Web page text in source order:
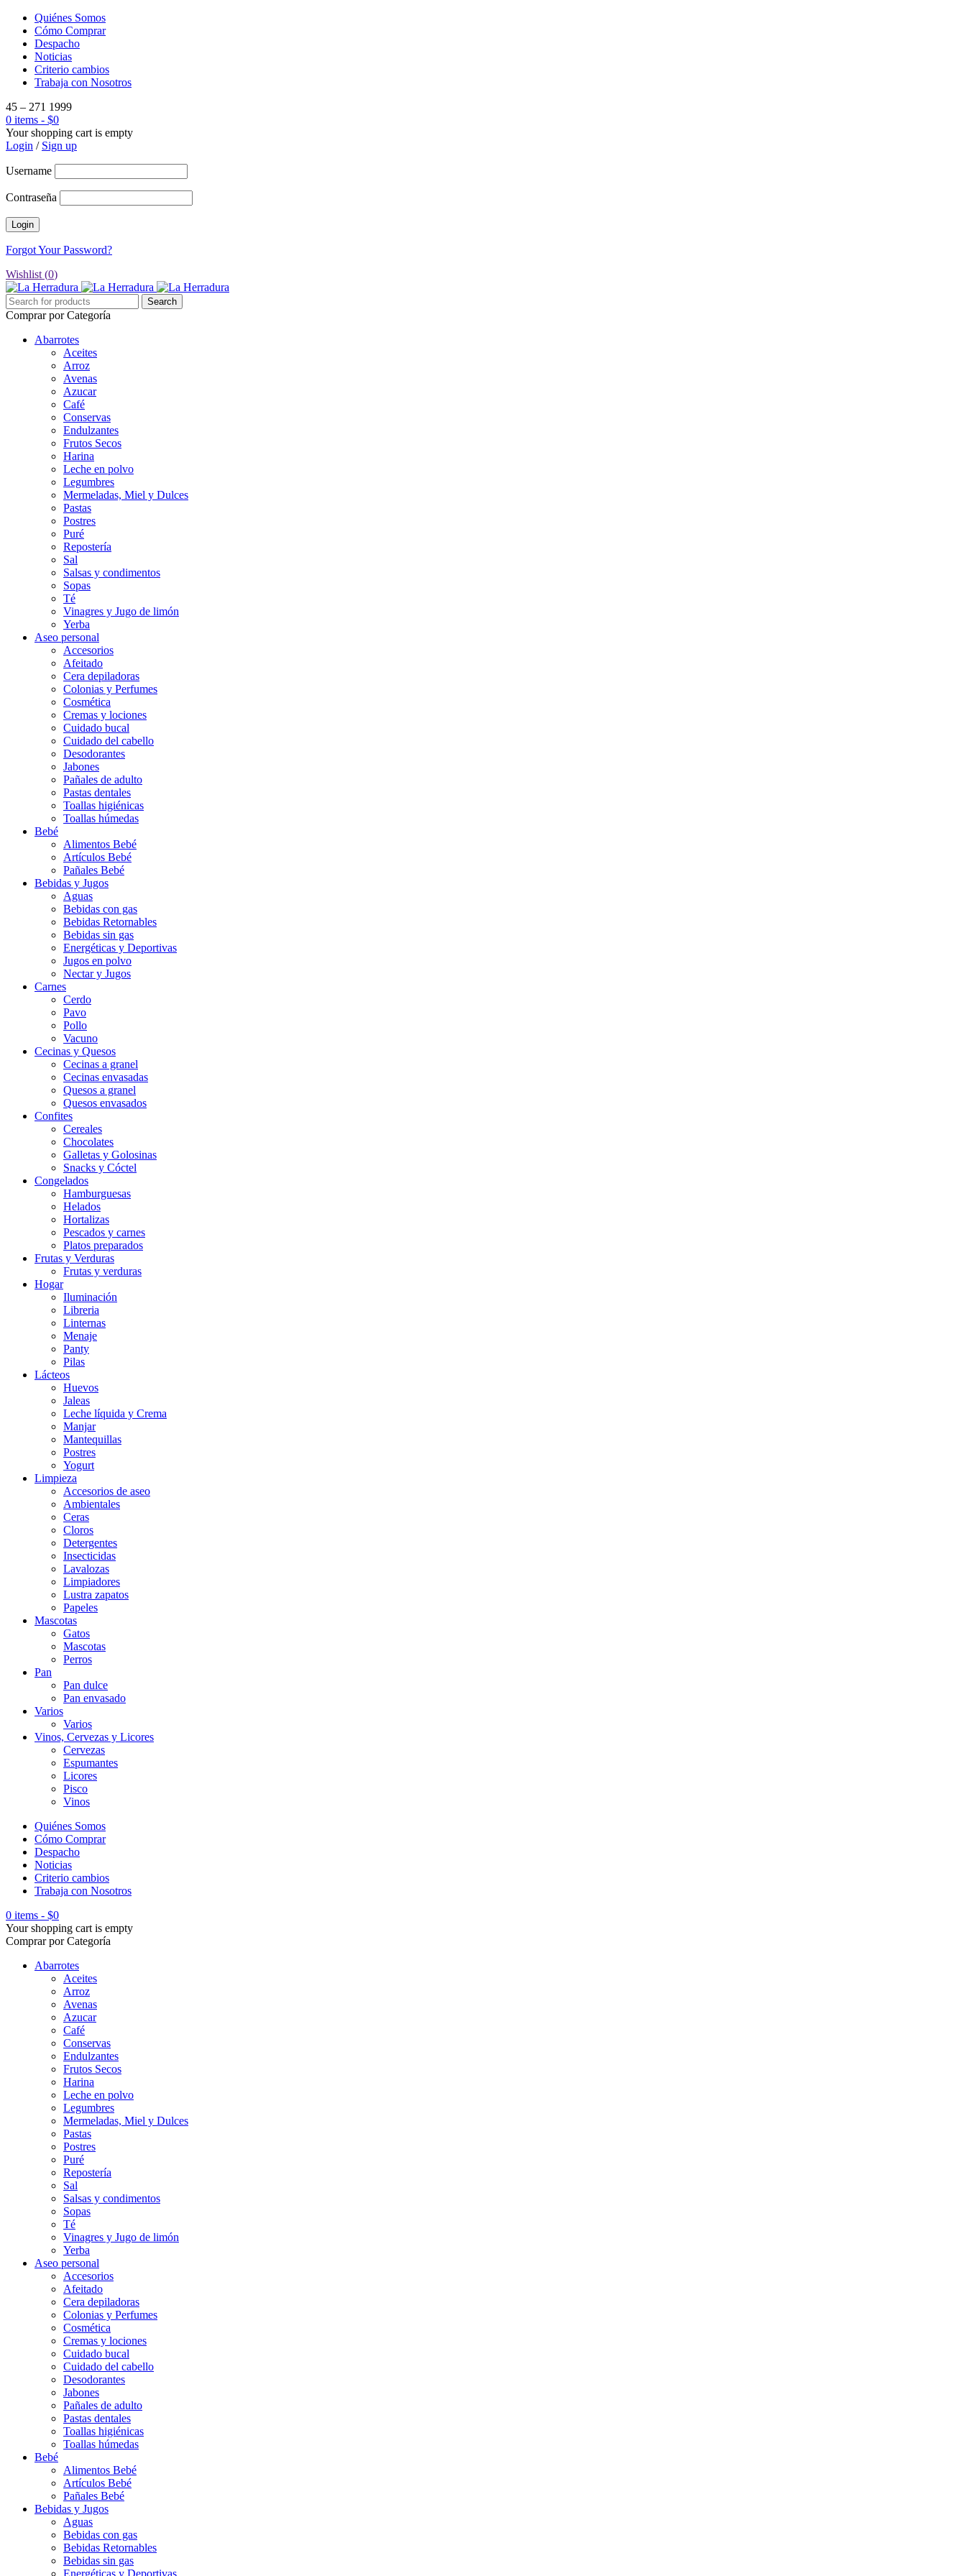
Quiénes Somos
Cómo Comprar
Despacho
Noticias
Criterio cambios
Trabaja con Nosotros
45 – 271 1999
0 items - $0
Your shopping cart is empty
Login / Sign up
Username
Contraseña
Forgot Your Password?
Wishlist (0)
Comprar por Categoría
Abarrotes
Aceites
Arroz
Avenas
Azucar
Café
Conservas
Endulzantes
Frutos Secos
Harina
Leche en polvo
Legumbres
Mermeladas, Miel y Dulces
Pastas
Postres
Puré
Repostería
Sal
Salsas y condimentos
Sopas
Té
Vinagres y Jugo de limón
Yerba
Aseo personal
Accesorios
Afeitado
Cera depiladoras
Colonias y Perfumes
Cosmética
Cremas y lociones
Cuidado bucal
Cuidado del cabello
Desodorantes
Jabones
Pañales de adulto
Pastas dentales
Toallas higiénicas
Toallas húmedas
Bebé
Alimentos Bebé
Artículos Bebé
Pañales Bebé
Bebidas y Jugos
Aguas
Bebidas con gas
Bebidas Retornables
Bebidas sin gas
Energéticas y Deportivas
Jugos en polvo
Nectar y Jugos
Carnes
Cerdo
Pavo
Pollo
Vacuno
Cecinas y Quesos
Cecinas a granel
Cecinas envasadas
Quesos a granel
Quesos envasados
Confites
Cereales
Chocolates
Galletas y Golosinas
Snacks y Cóctel
Congelados
Hamburguesas
Helados
Hortalizas
Pescados y carnes
Platos preparados
Frutas y Verduras
Frutas y verduras
Hogar
Iluminación
Libreria
Linternas
Menaje
Panty
Pilas
Lácteos
Huevos
Jaleas
Leche líquida y Crema
Manjar
Mantequillas
Postres
Yogurt
Limpieza
Accesorios de aseo
Ambientales
Ceras
Cloros
Detergentes
Insecticidas
Lavalozas
Limpiadores
Lustra zapatos
Papeles
Mascotas
Gatos
Mascotas
Perros
Pan
Pan dulce
Pan envasado
Varios
Varios
Vinos, Cervezas y Licores
Cervezas
Espumantes
Licores
Pisco
Vinos
Quiénes Somos
Cómo Comprar
Despacho
Noticias
Criterio cambios
Trabaja con Nosotros
0 items - $0
Your shopping cart is empty
Comprar por Categoría
Abarrotes
Aceites
Arroz
Avenas
Azucar
Café
Conservas
Endulzantes
Frutos Secos
Harina
Leche en polvo
Legumbres
Mermeladas, Miel y Dulces
Pastas
Postres
Puré
Repostería
Sal
Salsas y condimentos
Sopas
Té
Vinagres y Jugo de limón
Yerba
Aseo personal
Accesorios
Afeitado
Cera depiladoras
Colonias y Perfumes
Cosmética
Cremas y lociones
Cuidado bucal
Cuidado del cabello
Desodorantes
Jabones
Pañales de adulto
Pastas dentales
Toallas higiénicas
Toallas húmedas
Bebé
Alimentos Bebé
Artículos Bebé
Pañales Bebé
Bebidas y Jugos
Aguas
Bebidas con gas
Bebidas Retornables
Bebidas sin gas
Energéticas y Deportivas